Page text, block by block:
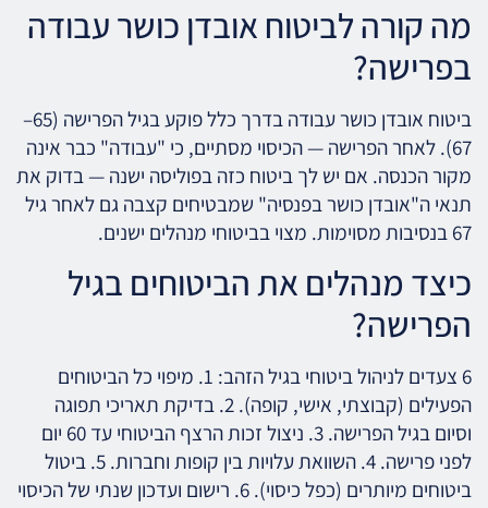
מה קורה לביטוח אובדן כושר עבודה
בפרישה?
ביטוח אובדן כושר עבודה בדרך כלל פוקע בגיל הפרישה (65–
67). לאחר הפרישה — הכיסוי מסתיים, כי "עבודה" כבר אינה
מקור הכנסה. אם יש לך ביטוח כזה בפוליסה ישנה — בדוק את
תנאי ה"אובדן כושר בפנסיה" שמבטיחים קצבה גם לאחר גיל
67 בנסיבות מסוימות. מצוי בביטוחי מנהלים ישנים.
כיצד מנהלים את הביטוחים בגיל
הפרישה?
6 צעדים לניהול ביטוחי בגיל הזהב: 1. מיפוי כל הביטוחים
הפעילים (קבוצתי, אישי, קופה). 2. בדיקת תאריכי תפוגה
וסיום בגיל הפרישה. 3. ניצול זכות הרצף הביטוחי עד 60 יום
לפני פרישה. 4. השוואת עלויות בין קופות וחברות. 5. ביטול
ביטוחים מיותרים (כפל כיסוי). 6. רישום ועדכון שנתי של הכיסוי